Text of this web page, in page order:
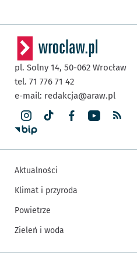
pl. Solny 14, 50-062 Wrocław
tel. 71 776 71 42
e-mail: redakcja@araw.pl
Aktualności
Klimat i przyroda
Powietrze
Zieleń i woda